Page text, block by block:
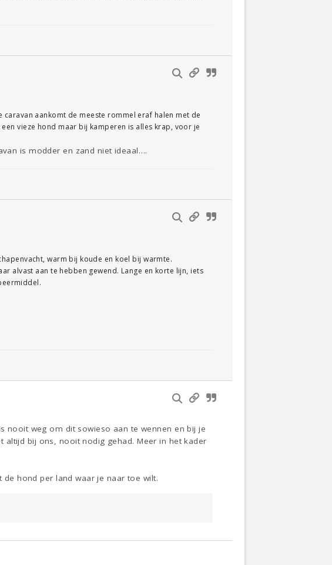
aankomt de meeste rommel eraf halen met de
vieze hond maar bij kamperen is alles krap, voor je
is modder en zand niet ideaal….
warm bij koude en koel bij warmte.
alvast aan te hebben gewend. Lange en korte lijn, iets
nooit weg om dit sowieso aan te wennen en bij je
altijd bij ons, nooit nodig gehad. Meer in het kader
hond per land waar je naar toe wilt.